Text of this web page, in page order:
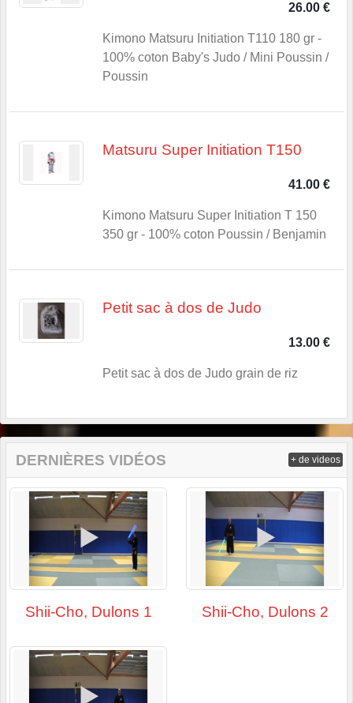
26.00 €
Kimono Matsuru Initiation T110 180 gr -
100% coton Baby's Judo / Mini Poussin /
Poussin
Matsuru Super Initiation T150
41.00 €
Kimono Matsuru Super Initiation T 150
350 gr - 100% coton Poussin / Benjamin
Petit sac à dos de Judo
13.00 €
Petit sac à dos de Judo grain de riz
DERNIÈRES VIDÉOS
Shii-Cho, Dulons 1 Shii-Cho, Dulons 2
+ de videos